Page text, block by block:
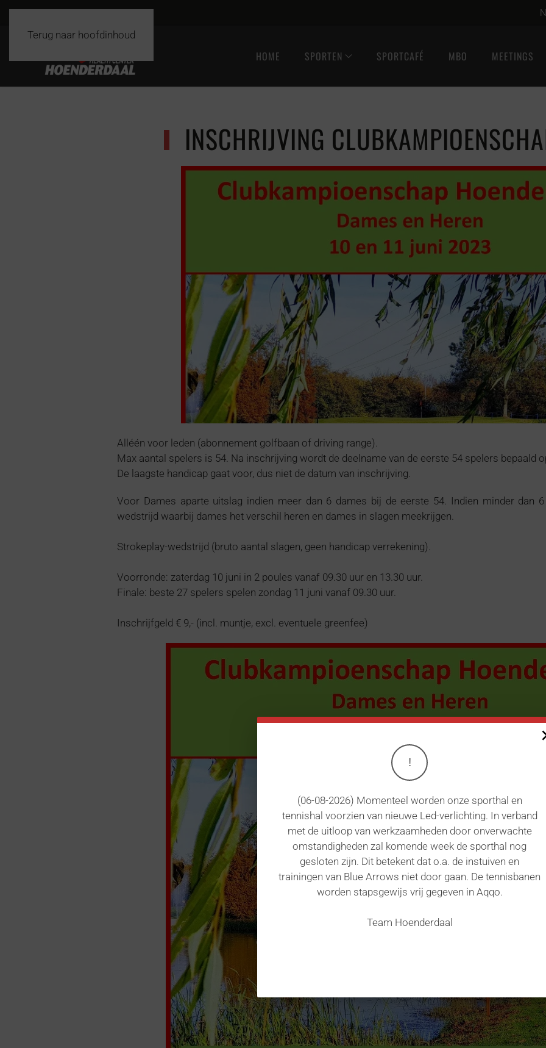
Terug naar hoofdinhoud
HOME SPORTEN SPORTCAFÉ MBO MEETINGS
INSCHRIJVING
Alléén voor leden (abonnement golfbaan of driving range).
Max aantal spelers is 54. Na inschrijving wordt de deelname van de eerste 54 spelers bepaald
De laagste handicap gaat voor, dus niet de datum van inschrijving.
Voor Dames aparte uitslag indien meer dan 6 dames bij de eerste 54. Indien minder dan
wedstrijd waarbij dames het verschil heren en dames in slagen meekrijgen.
Strokeplay-wedstrijd (bruto aantal slagen, geen handicap verrekening).
Voorronde: zaterdag 10 juni in 2 poules vanaf 09.30 uur en 13.30 uur.
Finale: beste 27 spelers spelen zondag 11 juni vanaf 09.30 uur.
Inschrijfgeld € 9,- (incl. muntje, excl. eventuele greenfee)
!
(06-08-2026) Momenteel worden onze sporthal en
tennishal voorzien van nieuwe Led-verlichting. In verband
met de uitloop van werkzaamheden door onverwachte
omstandigheden zal komende week de sporthal nog
gesloten zijn. Dit betekent dat o.a. de instuiven en
trainingen van Blue Arrows niet door gaan. De tennisbanen
worden stapsgewijs vrij gegeven in Aqqo.
Team Hoenderdaal